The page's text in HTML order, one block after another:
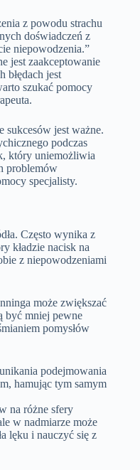
z powodu strachu
doświadczeń z
niepowodzenia.”
jest zaakceptowanie
błędach jest
szukać pomocy
sukcesów jest ważne.
podczas
który uniemożliwia
problemów
specjalisty.
Często wynika z
kładzie nacisk na
z niepowodzeniami
może zwiększać
być mniej pewne
pomysłów
podejmowania
hamując tym samym
na różne sfery
w nadmiarze może
lęku i nauczyć się z